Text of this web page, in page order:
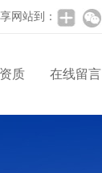
网站到：
质 在线留言